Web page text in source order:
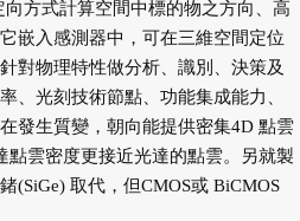
方式計算空間中標的物之方向、高
嵌入感測器中，可在三維空間定位
對物理特性做分析、識別、決策及
、光刻技術節點、功能集成能力、
發生質變，朝向能提供密集4D 點雲
點雲密度更接近光達的點雲。另就製
(SiGe) 取代，但CMOS或 BiCMOS